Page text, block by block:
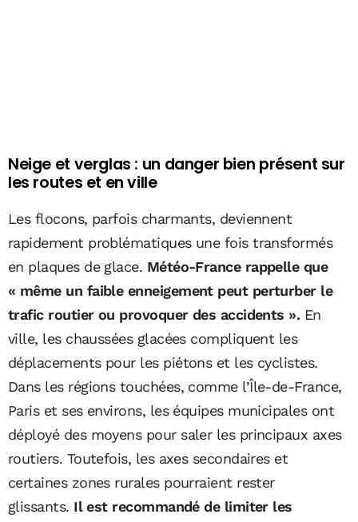
Neige et verglas : un danger bien présent sur
les routes et en ville
Les flocons, parfois charmants, deviennent
rapidement problématiques une fois transformés
en plaques de glace. Météo-France rappelle que
« même un faible enneigement peut perturber le
trafic routier ou provoquer des accidents ». En
ville, les chaussées glacées compliquent les
déplacements pour les piétons et les cyclistes.
Dans les régions touchées, comme l’Île-de-France,
Paris et ses environs, les équipes municipales ont
déployé des moyens pour saler les principaux axes
routiers. Toutefois, les axes secondaires et
certaines zones rurales pourraient rester
glissants. Il est recommandé de limiter les